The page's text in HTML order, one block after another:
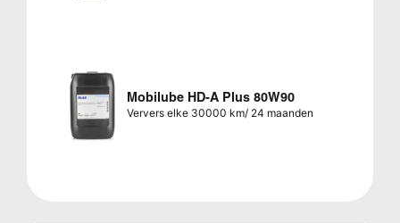
Mobilube HD-A Plus 80W90
Ververs elke 30000 km/ 24 maanden